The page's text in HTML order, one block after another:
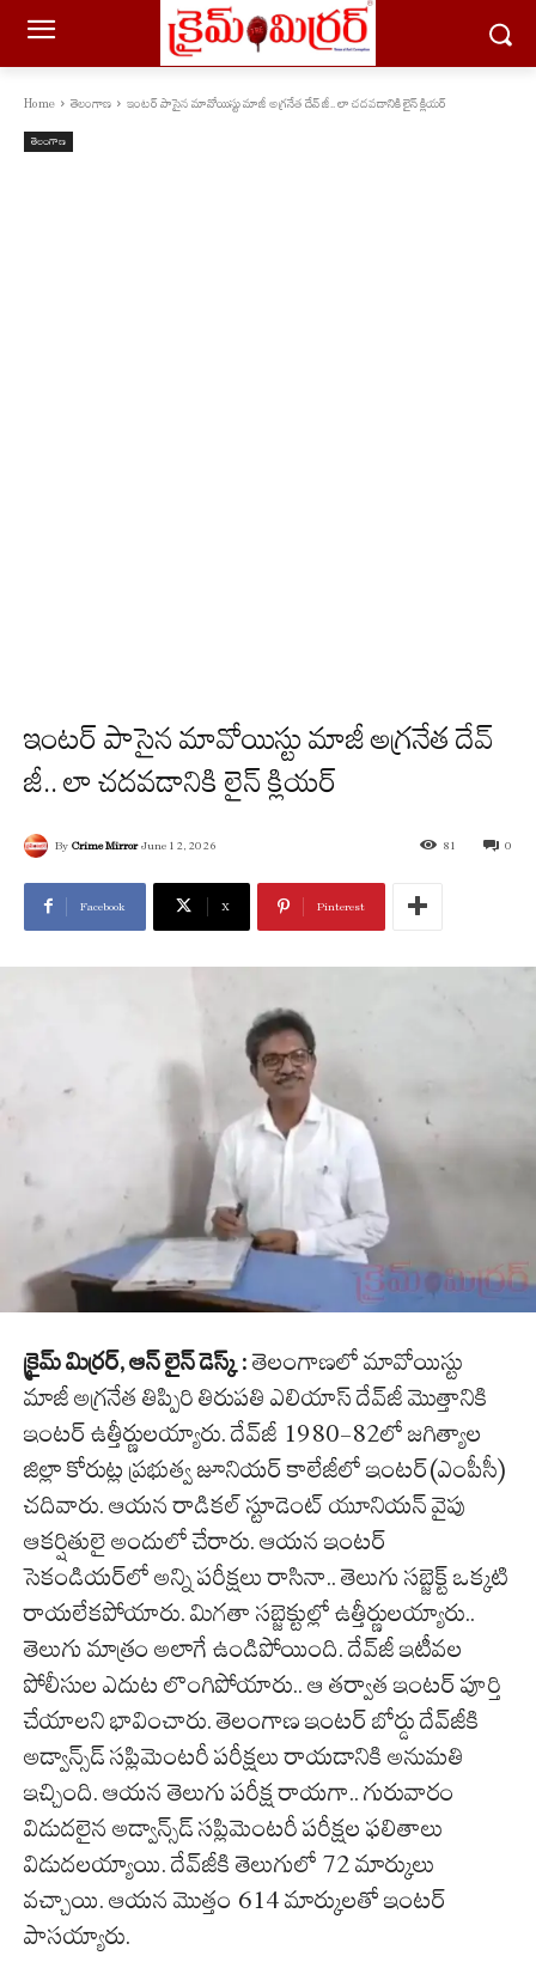
Home తెలంగాణ ఇంటర్ పాసైన మావోయిస్టు మాజీ అగ్రనేత దేవ్ జీ.. లా చదవడానికి లైన్ క్లియర్
తెలంగాణ
ఇంటర్ పాసైన మావోయిస్టు మాజీ అగ్రనేత దేవ్
జీ.. లా చదవడానికి లైన్ క్లియర్
By Crime Mirror June 12, 2026 0
81
Facebook X Pinterest
క్రైమ్ మిర్రర్, ఆన్ లైన్ డెస్క్ :తెలంగాణలో మావోయిస్టు
మాజీ అగ్రనేత తిప్పిరి తిరుపతి ఎలియాస్‌ దేవ్‌జీ మొత్తానికి
ఇంటర్ ఉత్తీర్ణులయ్యారు. దేవ్‌జీ 1980-82లో జగిత్యాల
జిల్లా కోరుట్ల ప్రభుత్వ జూనియర్‌ కాలేజీలో ఇంటర్‌(ఎంపీసీ)
చదివారు. ఆయన రాడికల్‌ స్టూడెంట్‌ యూనియన్‌ వైపు
ఆకర్షితులై అందులో చేరారు. ఆయన ఇంటర్
సెకండియర్‌లో అన్ని పరీక్షలు రాసినా.. తెలుగు సబ్జెక్ట్ ఒక్కటి
రాయలేకపోయారు. మిగతా సబ్జెక్టుల్లో ఉత్తీర్ణులయ్యారు..
తెలుగు మాత్రం అలాగే ఉండిపోయింది. దేవ్‌జీ ఇటీవల
పోలీసుల ఎదుట లొంగిపోయారు.. ఆ తర్వాత ఇంటర్‌ పూర్తి
చేయాలని భావించారు. తెలంగాణ ఇంటర్ బోర్డు దేవ్‌జీకి
అడ్వాన్స్‌డ్‌ సప్లిమెంటరీ పరీక్షలు రాయడానికి అనుమతి
ఇచ్చింది. ఆయన తెలుగు పరీక్ష రాయగా.. గురువారం
విడుదలైన అడ్వాన్స్‌డ్ సప్లిమెంటరీ పరీక్షల ఫలితాలు
విడుదలయ్యాయి. దేవ్‌జీకి తెలుగులో 72 మార్కులు
వచ్చాయి. ఆయన మొత్తం 614 మార్కులతో ఇంటర్‌
పాసయ్యారు.